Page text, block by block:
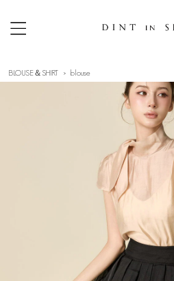
BLOUSE＆SHIRT blouse